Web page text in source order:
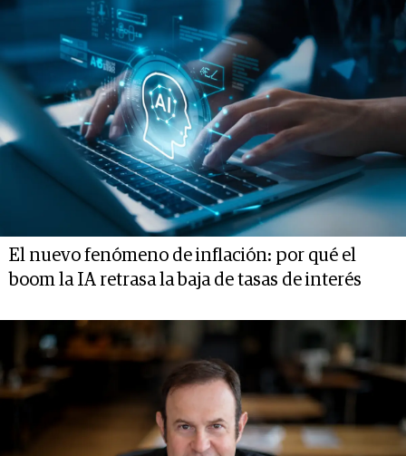
El nuevo fenómeno de inflación: por qué el
boom la IA retrasa la baja de tasas de interés